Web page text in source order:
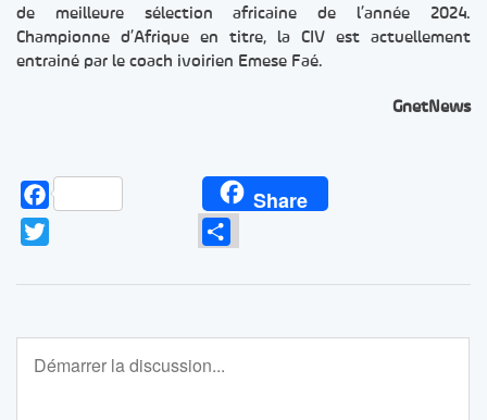
de meilleure sélection africaine de l’année 2024.
Championne d’Afrique en titre, la CIV est actuellement
entrainé par le coach ivoirien Emese Faé.
GnetNews
Facebook Share